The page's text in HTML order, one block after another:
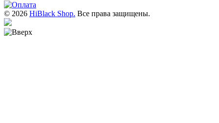
© 2026 HiBlack Shop. Все права защищены.